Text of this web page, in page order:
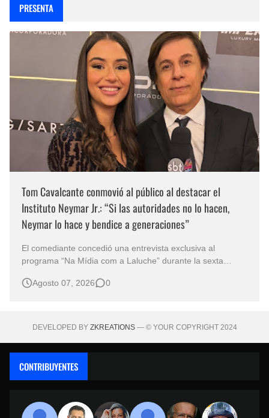
PRESENTA
Tom Cavalcante conmovió al público al destacar el
Instituto Neymar Jr.: “Si las autoridades no lo hacen,
Neymar lo hace y bendice a generaciones”
El comediante concedió una entrevista exclusiva al
programa “Na Mídia com a Laluche” durante la sexta
eventos benéficos más importantes de Brasil. En medio del
Agosto 07, 2026 0
DEVELOPED BY ZKREATIONS— © YOUR COPYRIGHT 2024
CONTRIBUYENTES